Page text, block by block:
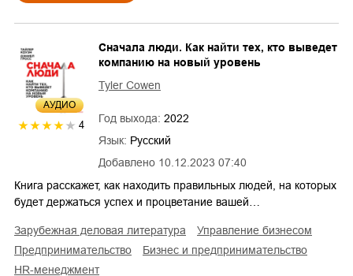
AУДИО
4
Добавлено 10.12.2023 07:40
Сначала люди. Как найти тех, кто выведет
компанию на новый уровень
Tyler Cowen
Год выхода: 2022
Язык: Русский
Книга расскажет, как находить правильных людей, на которых
будет держаться успех и процветание вашей…
зарубежная деловая литература
управление бизнесом
предпринимательство
бизнес и предпринимательство
HR-менеджмент